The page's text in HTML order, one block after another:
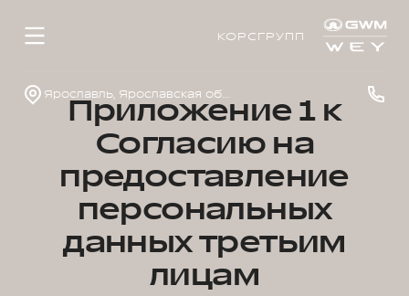
КОРСГРУПП
Ярославль, Ярославская обл., пос. Нагорный, ул. Дорожная, д. 8
Приложение 1 к
Согласию на
предоставление
персональных
данных третьим
лицам